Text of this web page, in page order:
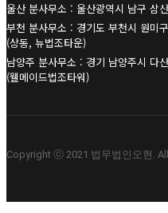
울산 분사무소 : 울산광역시 남구 삼
부천 분사무소 : 경기도 부천시 원미
(상동, 뉴법조타운)
남양주 분사무소 : 경기 남양주시 다
(웰메이드법조타워)
Copyright ⓒ 2021 법무법인오현.